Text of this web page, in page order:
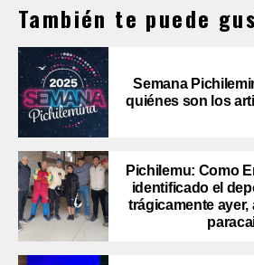
También te puede
Semana
quiénes son los
Pichilemu: Como
identificado el
trágicamente ayer,